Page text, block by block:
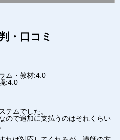
・口コミ
ム・教材:4.0
:4.0
テムでした。
ので追加に支払うのはそれくらい